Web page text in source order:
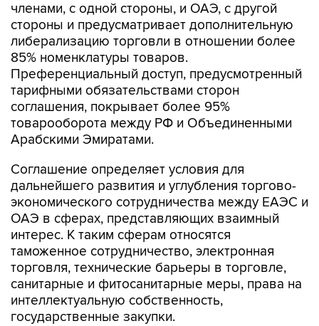
членами, с одной стороны, и ОАЭ, с другой
стороны и предусматривает дополнительную
либерализацию торговли в отношении более
85% номенклатуры товаров.
Преференциальный доступ, предусмотренный
тарифными обязательствами сторон
соглашения, покрывает более 95%
товарооборота между РФ и Объединенными
Арабскими Эмиратами.
Соглашение определяет условия для
дальнейшего развития и углубления торгово-
экономического сотрудничества между ЕАЭС и
ОАЭ в сферах, представляющих взаимный
интерес. К таким сферам относятся
таможенное сотрудничество, электронная
торговля, технические барьеры в торговле,
санитарные и фитосанитарные меры, права на
интеллектуальную собственность,
государственные закупки.